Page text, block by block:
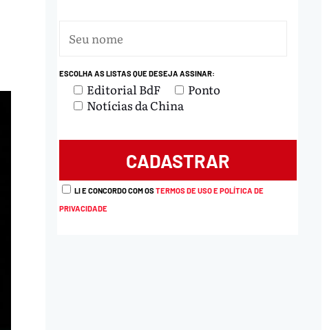
ESCOLHA AS LISTAS QUE DESEJA ASSINAR:
Editorial BdF
Ponto
Notícias da China
LI E CONCORDO COM OSTERMOS DE USO E POLÍTICA DE
PRIVACIDADE